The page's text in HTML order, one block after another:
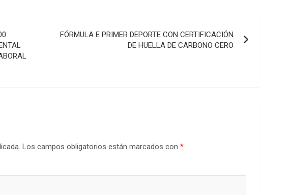
FÓRMULA E PRIMER DEPORTE CON CERTIFICACIÓN
DE HUELLA DE CARBONO CERO
Los campos obligatorios están marcados con *